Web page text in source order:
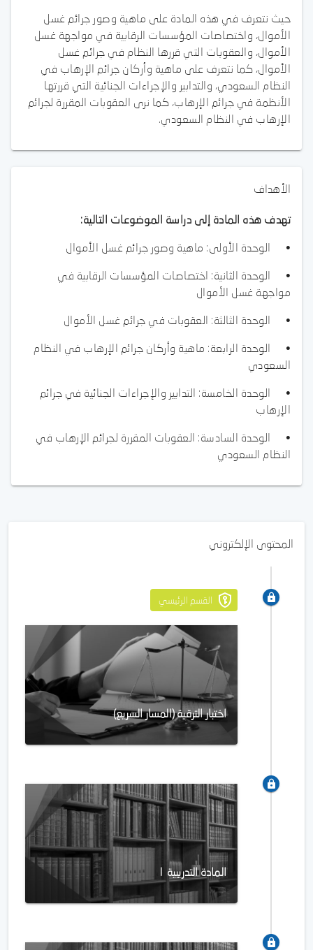
حيث نتعرف في هذه المادة على ماهية وصور جرائم غسل
الأموال، واختصاصات المؤسسات الرقابية في مواجهة غسل
الأموال، والعقوبات التي قررها النظام في جرائم غسل
الأموال، كما نتعرف على ماهية وأركان جرائم الإرهاب في
النظام السعودي، والتدابير والإجراءات الجنائية التي قررتها
الأنظمة في جرائم الإرهاب، كما نرى العقوبات المقررة لجرائم
الإرهاب في النظام السعودي.
الأهداف
تهدف هذه المادة إلى دراسة الموضوعات التالية:
• الوحدة الأولى: ماهية وصور جرائم غسل الأموال
• الوحدة الثانية: اختصاصات المؤسسات الرقابية في
مواجهة غسل الأموال
• الوحدة الثالثة: العقوبات في جرائم غسل الأموال
• الوحدة الرابعة: ماهية وأركان جرائم الإرهاب في النظام
السعودي
• الوحدة الخامسة: التدابير والإجراءات الجنائية في جرائم
الإرهاب
• الوحدة السادسة: العقوبات المقررة لجرائم الإرهاب في
النظام السعودي
المحتوى الإلكتروني
القسم الرئيسي
اختبار الترقية (المسار السريع)
المادة التدريبية ١